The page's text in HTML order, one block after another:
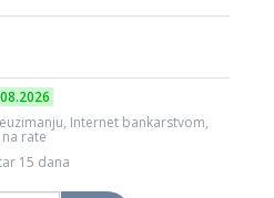
Internet bankarstvom,
rate
15 dana